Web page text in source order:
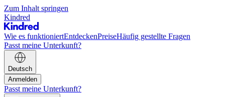
Zum Inhalt springen
Kindred
Wie es funktioniertEntdeckenPreiseHäufig gestellte Fragen
Passt meine Unterkunft?
Deutsch
Anmelden
Passt meine Unterkunft?